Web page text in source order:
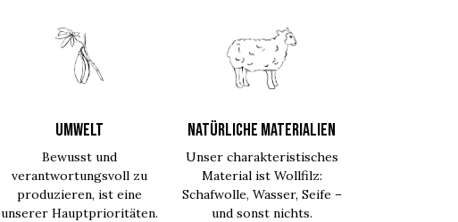
UMWELT
Bewusst und
verantwortungsvoll zu
produzieren, ist eine
unserer Hauptprioritäten.
NATÜRLICHE MATERIALIEN
Unser charakteristisches
Material ist Wollfilz:
Schafwolle, Wasser, Seife –
und sonst nichts.